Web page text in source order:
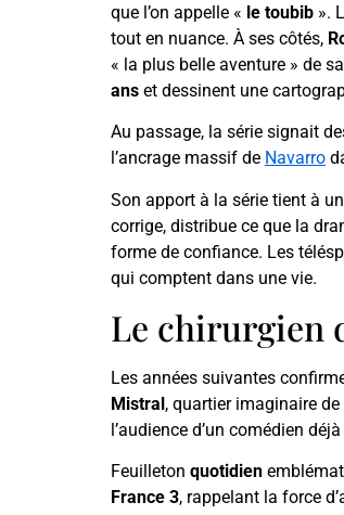
que l’on appelle « le toubib ».
tout en nuance. À ses côtés,
« la plus belle aventure » de
ans et dessinent une
Au passage, la série signait
l’ancrage massif de Navarro
Son apport à la série tient à
corrige, distribue ce que la
forme de confiance. Les
qui comptent dans une vie.
Le chirurgien
Les années suivantes
Mistral, quartier imaginaire
l’audience d’un comédien
Feuilleton quotidien
France 3, rappelant la force